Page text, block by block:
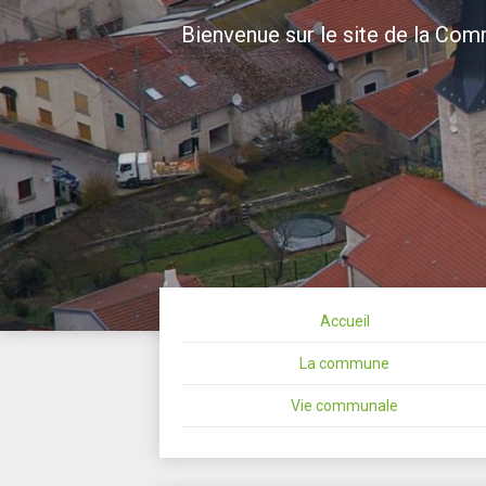
Skip
to
content
Bienvenue sur le site de la
Bienvenue
Maizières
Accueil
La commune
Vie communale